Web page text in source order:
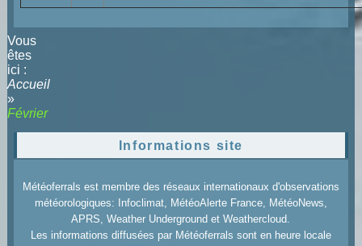
Vous
êtes
ici :
Accueil
»
Février
Informations site
Météoferrals est membre des réseaux internationaux d'observations
météorologiques: Infoclimat, MétéoAlerte France, MétéoNews,
APRS, Weather Underground et Weathercloud.
Les informations diffusées par Météoferrals sont en heure locale